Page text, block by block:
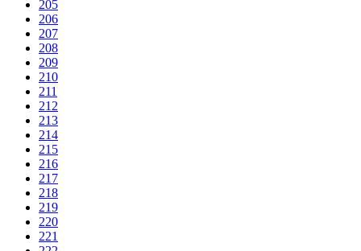
205
206
207
208
209
210
211
212
213
214
215
216
217
218
219
220
221